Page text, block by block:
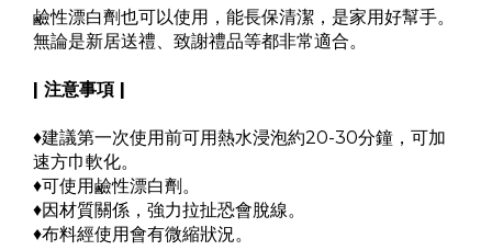
鹼性漂白劑也可以使用，能長保清潔，是家用好幫手。
無論是新居送禮、致謝禮品等都非常適合。
| 注意事項 |
♦建議第一次使用前可用熱水浸泡約20-30分鐘，可加
速方巾軟化。
♦可使用鹼性漂白劑。
♦因材質關係，強力拉扯恐會脫線。
♦布料經使用會有微縮狀況。